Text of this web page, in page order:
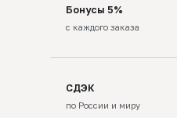
Бонусы 5%
с каждого заказа
СДЭК
по России и миру